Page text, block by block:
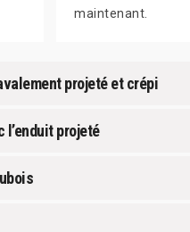
maintenant.
projeté et crépi
projeté